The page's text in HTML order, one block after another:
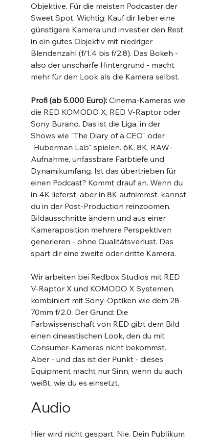
Objektive. Für die meisten Podcaster der
Sweet Spot. Wichtig: Kauf dir lieber eine
günstigere Kamera und investier den Rest
in ein gutes Objektiv mit niedriger
Blendenzahl (f/1.4 bis f/2.8). Das Bokeh -
also der unscharfe Hintergrund - macht
mehr für den Look als die Kamera selbst.
Profi (ab 5.000 Euro): Cinema-Kameras wie
die RED KOMODO X, RED V-Raptor oder
Sony Burano. Das ist die Liga, in der
Shows wie "The Diary of a CEO" oder
"Huberman Lab" spielen. 6K, 8K, RAW-
Aufnahme, unfassbare Farbtiefe und
Dynamikumfang. Ist das übertrieben für
einen Podcast? Kommt drauf an. Wenn du
in 4K lieferst, aber in 8K aufnimmst, kannst
du in der Post-Production reinzoomen,
Bildausschnitte ändern und aus einer
Kameraposition mehrere Perspektiven
generieren - ohne Qualitätsverlust. Das
spart dir eine zweite oder dritte Kamera.
Wir arbeiten bei Redbox Studios mit RED
V-Raptor X und KOMODO X Systemen,
kombiniert mit Sony-Optiken wie dem 28-
70mm f/2.0. Der Grund: Die
Farbwissenschaft von RED gibt dem Bild
einen cineastischen Look, den du mit
Consumer-Kameras nicht bekommst.
Aber - und das ist der Punkt - dieses
Equipment macht nur Sinn, wenn du auch
weißt, wie du es einsetzt.
Audio
Hier wird nicht gespart. Nie. Dein Publikum